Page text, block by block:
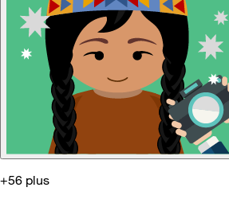
+56 plus